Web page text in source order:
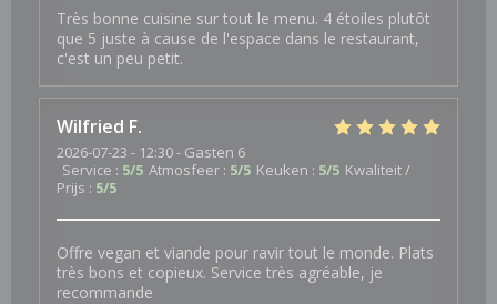
Très bonne cuisine sur tout le menu. 4 étoiles plutôt
que 5 juste à cause de l'espace dans le restaurant,
c'est un peu petit.
Wilfried F
2026-07-23 - 12:30 - Gasten 6
Service : 5/5 Atmosfeer : 5/5 Keuken : 5/5 Kwaliteit /
Prijs : 5/5
Offre vegan et viande pour ravir tout le monde. Plats
très bons et copieux. Service très agréable, je
recommande